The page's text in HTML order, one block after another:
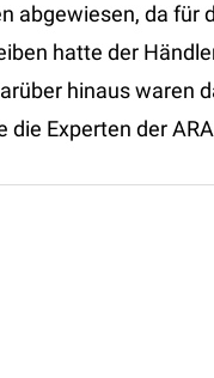
abgewiesen, da für
hatte der
hinaus waren
Experten der